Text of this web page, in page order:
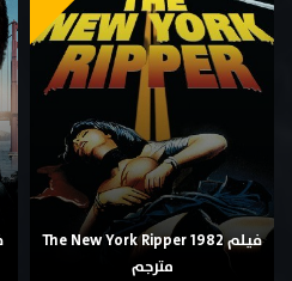
فيلم The New York Ripper 1982
مترجم